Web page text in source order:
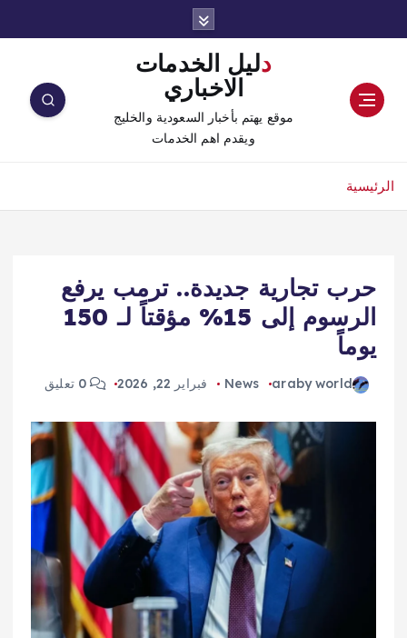
دليل الخدمات
الاخباري
موقع يهتم بأخبار السعودية والخليج
ويقدم اهم الخدمات
الرئيسية
حرب تجارية جديدة.. ترمب يرفع
الرسوم إلى 15% مؤقتاً لـ 150
يوماً
araby world
News فبراير 22, 2026 0 تعليق